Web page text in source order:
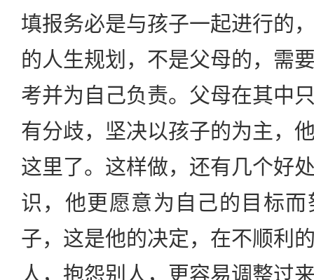
填报务必是与孩子一起进行的
的人生规划，不是父母的，需
考并为自己负责。父母在其中
有分歧，坚决以孩子的为主，
这里了。这样做，还有几个好
识，他更愿意为自己的目标
子，这是他的决定，在不顺利
人，抱怨别人，更容易调整过